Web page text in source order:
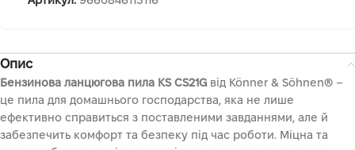
Опис
Бензинова ланцюгова пила KS CS21G від Könner & Söhnen® –
це пила для домашнього господарства, яка не лише
ефективно справиться з поставленими завданнями, але й
забезпечить комфорт та безпеку під час роботи. Міцна та